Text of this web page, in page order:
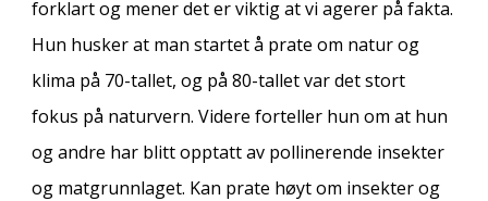
forklart og mener det er viktig at vi agerer på fakta.
Hun husker at man startet å prate om natur og
klima på 70-tallet, og på 80-tallet var det stort
fokus på naturvern. Videre forteller hun om at hun
og andre har blitt opptatt av pollinerende insekter
og matgrunnlaget. Kan prate høyt om insekter og